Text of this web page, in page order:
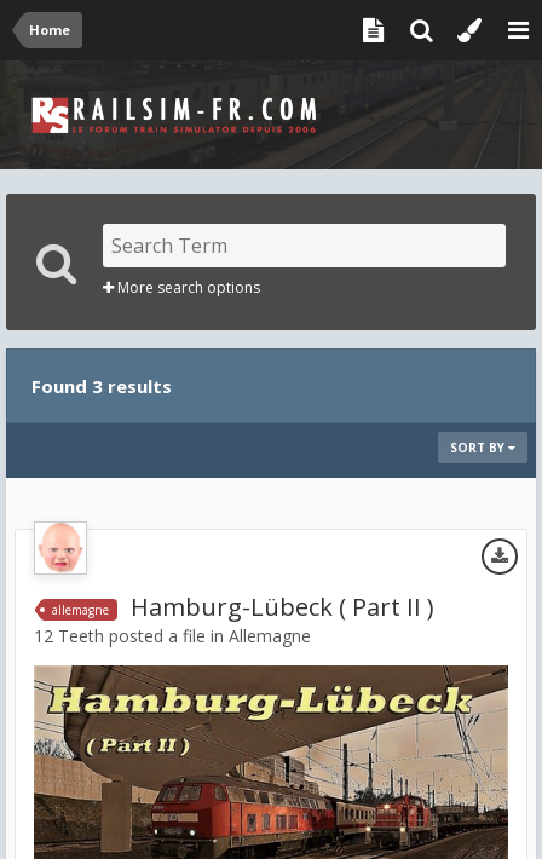
Home
More search options
Found 3 results
SORT BY
allemagne Hamburg-Lübeck ( Part II )
12 Teeth posted a file in Allemagne